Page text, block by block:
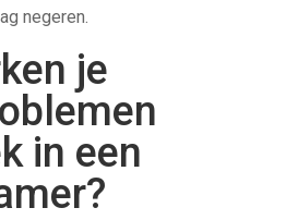
negeren.
je
in een